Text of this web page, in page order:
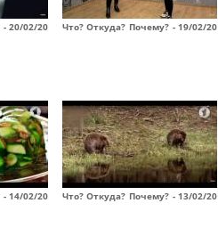
20/02/20 Что? Откуда? Почему? - 19/02/20
14/02/20 Что? Откуда? Почему? - 13/02/20